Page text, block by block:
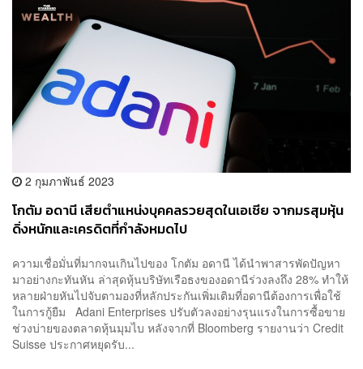
2 กุมภาพันธ์ 2023
โกตัม อดานี เสียตำแหน่งบุคคลรวยสุดในเอเชีย จากมรสุมหุ้น
ดิ่งหนักและเครดิตที่กำลังหมดไป
ความเชื่อมั่นที่มากจนเกินไปของ โกตัม อดานี ได้นำพาสารพัดปัญหา
มาอย่างกะทันหัน ล่าสุดหุ้นบริษัทเรือธงของอดานีร่วงลงถึง 28% ทำให้
หลายฝ่ายหันไปจับตามองที่หลักประกันเพิ่มเติมที่อดานีต้องการเพื่อใช้
ในการกู้ยืม Adani Enterprises ปรับตัวลงอย่างรุนแรงในการซื้อขาย
ช่วงบ่ายของตลาดหุ้นมุมไบ หลังจากที่ Bloomberg รายงานว่า Credit
Suisse ประกาศหยุดรับ...